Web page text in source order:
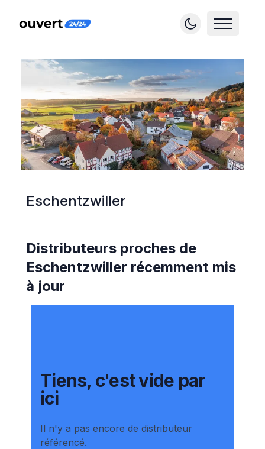
Eschentzwiller
Distributeurs proches de
Eschentzwiller récemment mis
à jour
Tiens, c'est vide par
ici
Il n'y a pas encore de distributeur
référencé.